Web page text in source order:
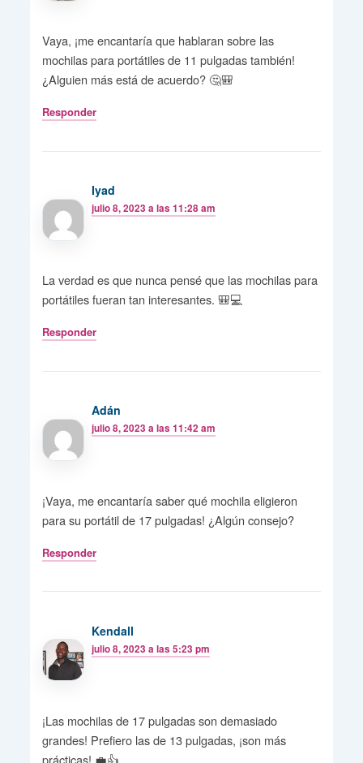
Vaya, ¡me encantaría que hablaran sobre las
mochilas para portátiles de 11 pulgadas también!
¿Alguien más está de acuerdo? 🤔🎒
Responder
Iyad
julio 8, 2023 a las 11:28 am
La verdad es que nunca pensé que las mochilas para
portátiles fueran tan interesantes. 🎒💻
Responder
Adán
julio 8, 2023 a las 11:42 am
¡Vaya, me encantaría saber qué mochila eligieron
para su portátil de 17 pulgadas! ¿Algún consejo?
Responder
Kendall
julio 8, 2023 a las 5:23 pm
¡Las mochilas de 17 pulgadas son demasiado
grandes! Prefiero las de 13 pulgadas, ¡son más
prácticas! 💼👍